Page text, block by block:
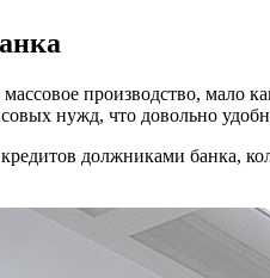
производство, мало
нужд, что довольно
должниками банка,